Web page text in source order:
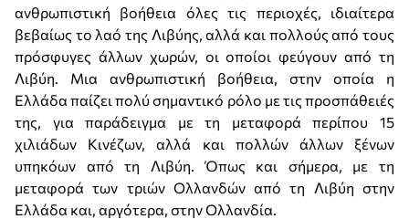
ανθρωπιστική βοήθεια όλες τις περιοχές, ιδιαίτερα
βεβαίως το λαό της Λιβύης, αλλά και πολλούς από τους
πρόσφυγες άλλων χωρών, οι οποίοι φεύγουν από τη
Λιβύη. Μια ανθρωπιστική βοήθεια, στην οποία η
Ελλάδα παίζει πολύ σημαντικό ρόλο με τις προσπάθειές
της, για παράδειγμα με τη μεταφορά περίπου 15
χιλιάδων Κινέζων, αλλά και πολλών άλλων ξένων
υπηκόων από τη Λιβύη. Όπως και σήμερα, με τη
μεταφορά των τριών Ολλανδών από τη Λιβύη στην
Ελλάδα και, αργότερα, στην Ολλανδία.